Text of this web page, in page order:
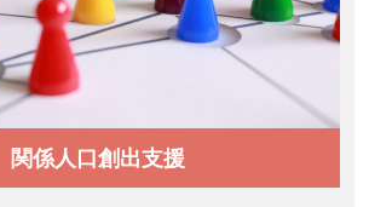
関係人口創出支援